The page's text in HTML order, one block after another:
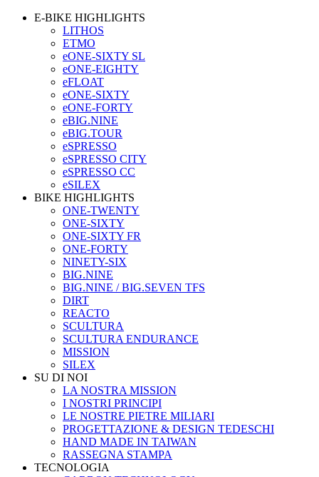
E-BIKE HIGHLIGHTS
LITHOS
ETMO
eONE-SIXTY SL
eONE-EIGHTY
eFLOAT
eONE-SIXTY
eONE-FORTY
eBIG.NINE
eBIG.TOUR
eSPRESSO
eSPRESSO CITY
eSPRESSO CC
eSILEX
BIKE HIGHLIGHTS
ONE-TWENTY
ONE-SIXTY
ONE-SIXTY FR
ONE-FORTY
NINETY-SIX
BIG.NINE
BIG.NINE / BIG.SEVEN TFS
DIRT
REACTO
SCULTURA
SCULTURA ENDURANCE
MISSION
SILEX
SU DI NOI
LA NOSTRA MISSION
I NOSTRI PRINCIPI
LE NOSTRE PIETRE MILIARI
PROGETTAZIONE & DESIGN TEDESCHI
HAND MADE IN TAIWAN
RASSEGNA STAMPA
TECNOLOGIA